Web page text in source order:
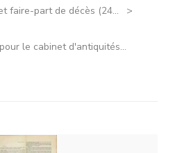
faire-part de décès (24...
le cabinet d'antiquités...